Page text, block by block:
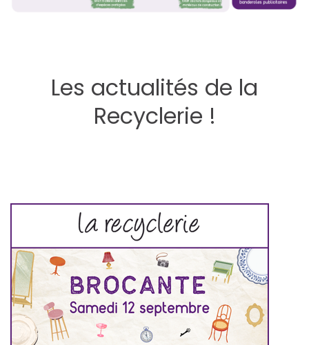
Les actualités de la
Recyclerie !